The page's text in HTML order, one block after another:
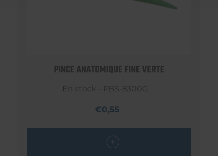
PINCE ANATOMIQUE FINE VERTE
En stock - PBS-8300G
€0,55